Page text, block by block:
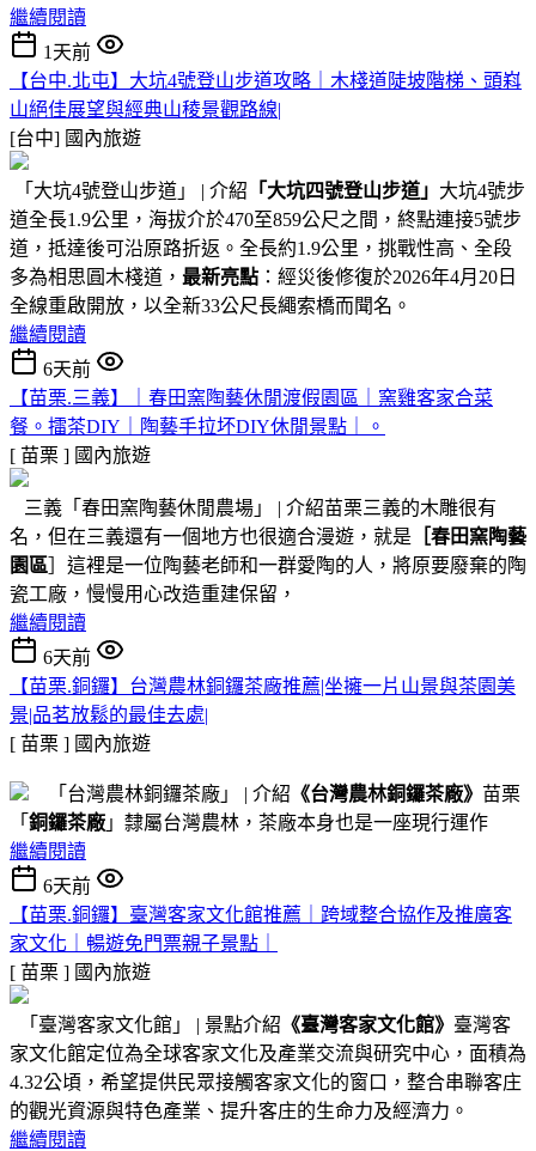
繼續閱讀
1天前
【台中.北屯】大坑4號登山步道攻略｜木棧道陡坡階梯、頭嵙
山絕佳展望與經典山稜景觀路線|
[台中] 國內旅遊
「大坑4號登山步道」 | 介紹 「大坑四號登山步道」 大坑4號步
道全長1.9公里，海拔介於470至859公尺之間，終點連接5號步
道，抵達後可沿原路折返。全長約1.9公里，挑戰性高、全段
多為相思圓木棧道， 最新亮點 ：經災後修復於2026年4月20日
全線重啟開放，以全新33公尺長繩索橋而聞名。
繼續閱讀
6天前
【苗栗.三義】｜春田窯陶藝休閒渡假園區｜窯雞客家合菜
餐。擂茶DIY｜陶藝手拉坏DIY休閒景點｜。
[ 苗栗 ] 國內旅遊
三義「春田窯陶藝休閒農場」 | 介紹苗栗三義的木雕很有
名，但在三義還有一個地方也很適合漫遊，就是 ［春田窯陶藝
園區 ］這裡是一位陶藝老師和一群愛陶的人，將原要廢棄的陶
瓷工廠，慢慢用心改造重建保留，
繼續閱讀
6天前
【苗栗.銅鑼】台灣農林銅鑼茶廠推薦|坐擁一片山景與茶園美
景|品茗放鬆的最佳去處|
[ 苗栗 ] 國內旅遊
「台灣農林銅鑼茶廠」 | 介紹 《台灣農林銅鑼茶廠》 苗栗
「 銅鑼茶廠 」隸屬台灣農林，茶廠本身也是一座現行運作
繼續閱讀
6天前
【苗栗.銅鑼】臺灣客家文化館推薦｜跨域整合協作及推廣客
家文化｜暢遊免門票親子景點｜
[ 苗栗 ] 國內旅遊
「臺灣客家文化館」 | 景點介紹 《臺灣客家文化館》 臺灣客
家文化館定位為全球客家文化及產業交流與研究中心，面積為
4.32公頃，希望提供民眾接觸客家文化的窗口，整合串聯客庄
的觀光資源與特色產業、提升客庄的生命力及經濟力。
繼續閱讀